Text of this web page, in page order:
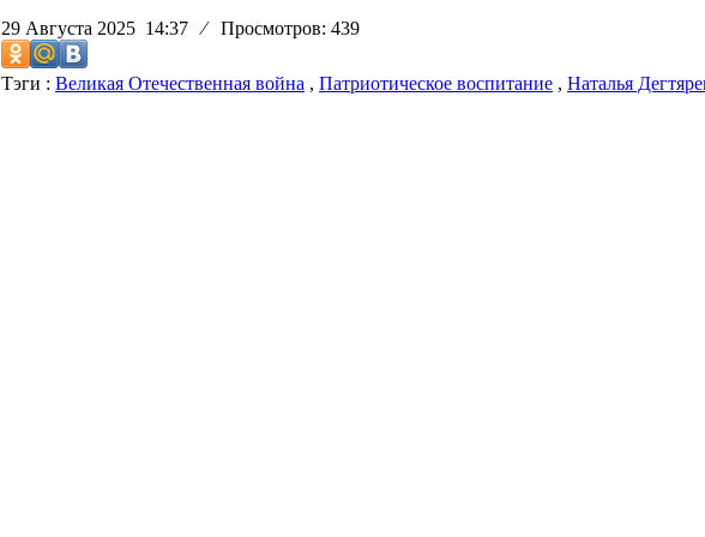
29 Августа 2025 14:37 ⁄ Просмотров: 439
Тэги : Великая Отечественная война , Патриотическое воспитание , Наталья